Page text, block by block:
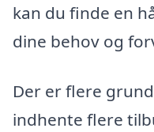
kan du finde en
dine behov og
Der er flere
indhente flere